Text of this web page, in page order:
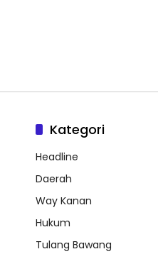
Kategori
Headline
Daerah
Way Kanan
Hukum
Tulang Bawang